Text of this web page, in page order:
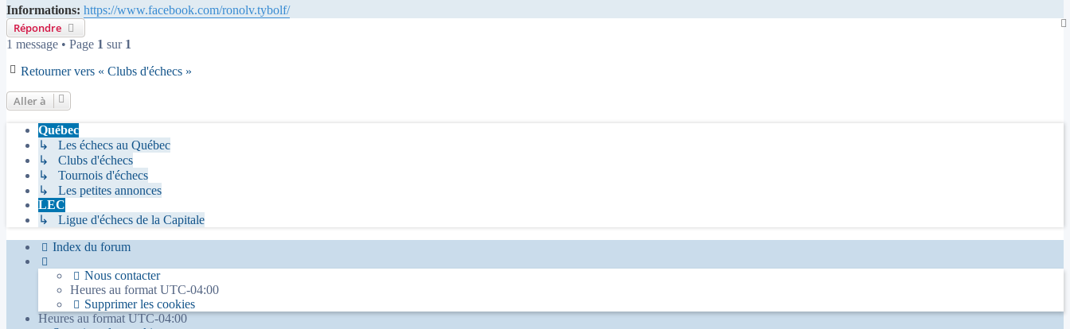
Informations: https://www.facebook.com/ronolv.tybolf/
Répondre
1 message • Page 1 sur 1
Retourner vers « Clubs d'échecs »
Aller à
Québec
↳ Les échecs au Québec
↳ Clubs d'échecs
↳ Tournois d'échecs
↳ Les petites annonces
LEC
↳ Ligue d'échecs de la Capitale
Index du forum
Nous contacter
Heures au format UTC-04:00
Supprimer les cookies
Heures au formatUTC-04:00